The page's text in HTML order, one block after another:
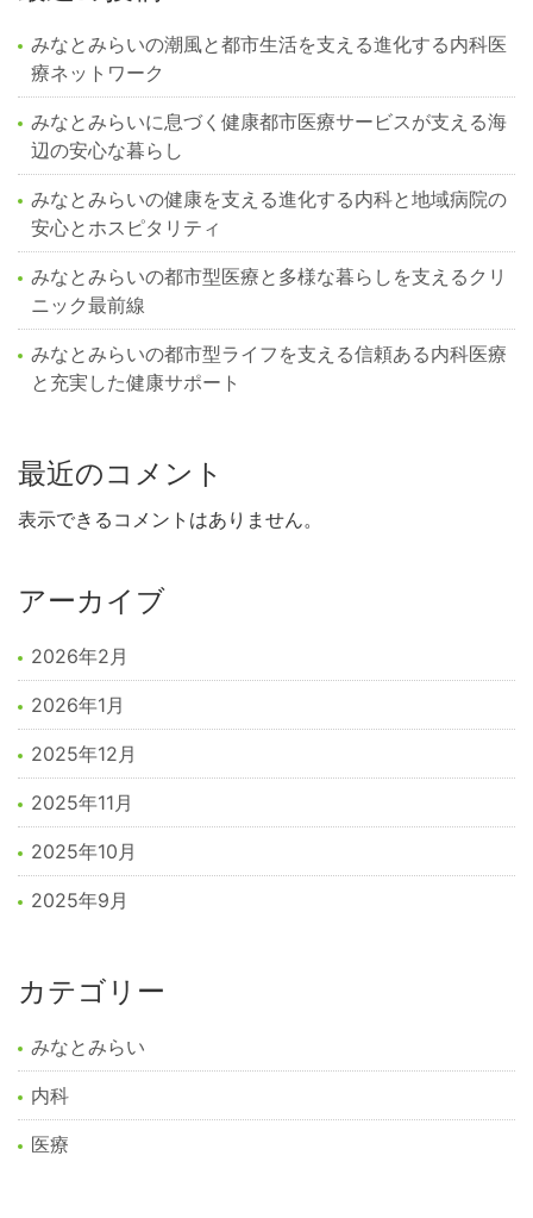
みなとみらいの潮風と都市生活を支える進化する内科医
療ネットワーク
みなとみらいに息づく健康都市医療サービスが支える海
辺の安心な暮らし
みなとみらいの健康を支える進化する内科と地域病院の
安心とホスピタリティ
みなとみらいの都市型医療と多様な暮らしを支えるクリ
ニック最前線
みなとみらいの都市型ライフを支える信頼ある内科医療
と充実した健康サポート
最近のコメント
表示できるコメントはありません。
アーカイブ
2026年2月
2026年1月
2025年12月
2025年11月
2025年10月
2025年9月
カテゴリー
みなとみらい
内科
医療